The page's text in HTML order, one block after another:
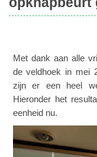
Met dank aan alle
de veldhoek in mei
zijn er een heel
Hieronder het
eenheid nu.